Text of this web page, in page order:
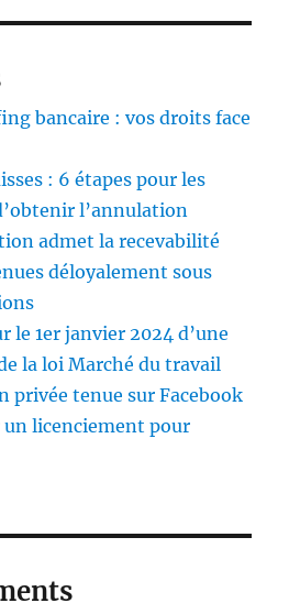
bancaire : vos droits face
: 6 étapes pour les
l’annulation
admet la recevabilité
déloyalement sous
le 1er janvier 2024 d’une
la loi Marché du travail
privée tenue sur Facebook
licenciement pour